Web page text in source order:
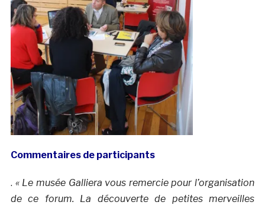
Commentaires de participants
. « Le musée Galliera vous remercie pour l’organisation
de ce forum. La découverte de petites merveilles